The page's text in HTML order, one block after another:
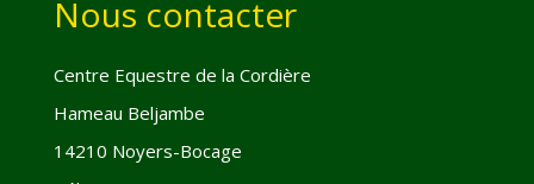
Nous contacter
Centre Equestre de la Cordière
Hameau Beljambe
14210 Noyers-Bocage